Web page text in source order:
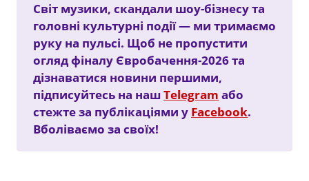
Світ музики, скандали шоу-бізнесу та
головні культурні події — ми тримаємо
руку на пульсі. Щоб не пропустити
огляд фіналу Євробачення-2026 та
дізнаватися новини першими,
підписуйтесь на нашTelegram або
стежте за публікаціями у Facebook.
Вболіваємо за своїх!